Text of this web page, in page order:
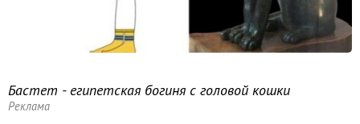
Бастет - египетская богиня с головой кошки
Реклама